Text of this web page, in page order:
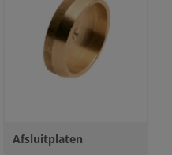
Afsluitplaten